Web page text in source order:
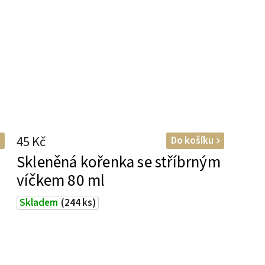
Skleněná kořenka se stříbrným
víčkem 80 ml
Skladem (244 ks)
45 Kč Do košíku